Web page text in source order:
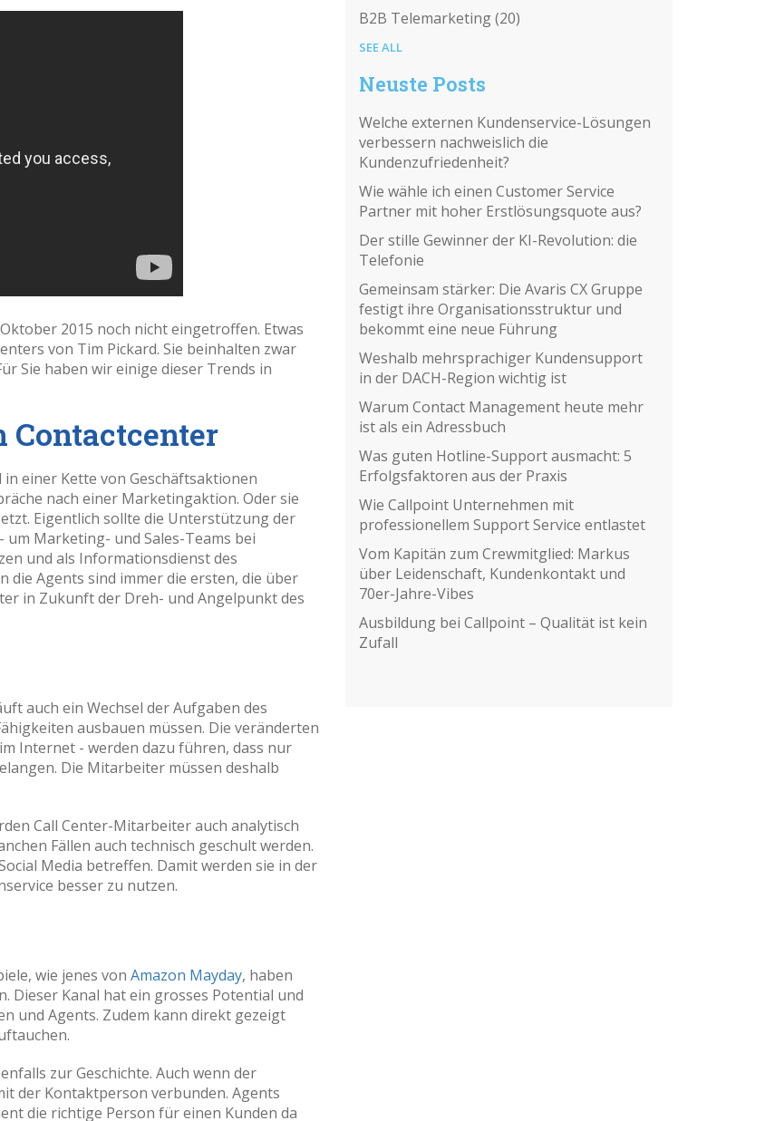
2015 noch nicht eingetroffen. Etwas
von Tim Pickard. Sie beinhalten zwar
Sie haben wir einige dieser Trends in
Contactcenter
einer Kette von Geschäftsaktionen
nach einer Marketingaktion. Oder sie
Eigentlich sollte die Unterstützung der
Marketing- und Sales-Teams bei
und als Informationsdienst des
die Agents sind immer die ersten, die über
in Zukunft der Dreh- und Angelpunkt des
auch ein Wechsel der Aufgaben des
ausbauen müssen. Die veränderten
Internet - werden dazu führen, dass nur
Die Mitarbeiter müssen deshalb
Call Center-Mitarbeiter auch analytisch
Fällen auch technisch geschult werden.
Media betreffen. Damit werden sie in der
besser zu nutzen.
wie jenes von Amazon Mayday, haben
Dieser Kanal hat ein grosses Potential und
und Agents. Zudem kann direkt gezeigt
zur Geschichte. Auch wenn der
der Kontaktperson verbunden. Agents
die richtige Person für einen Kunden da
B2B Telemarketing(20)
SEE ALL
Neuste Posts
Welche externen Kundenservice-Lösungen
verbessern nachweislich die
Kundenzufriedenheit?
Wie wähle ich einen Customer Service
Partner mit hoher Erstlösungsquote aus?
Der stille Gewinner der KI-Revolution: die
Telefonie
Gemeinsam stärker: Die Avaris CX Gruppe
festigt ihre Organisationsstruktur und
bekommt eine neue Führung
Weshalb mehrsprachiger Kundensupport
in der DACH-Region wichtig ist
Warum Contact Management heute mehr
ist als ein Adressbuch
Was guten Hotline-Support ausmacht: 5
Erfolgsfaktoren aus der Praxis
Wie Callpoint Unternehmen mit
professionellem Support Service entlastet
Vom Kapitän zum Crewmitglied: Markus
über Leidenschaft, Kundenkontakt und
70er-Jahre-Vibes
Ausbildung bei Callpoint – Qualität ist kein
Zufall